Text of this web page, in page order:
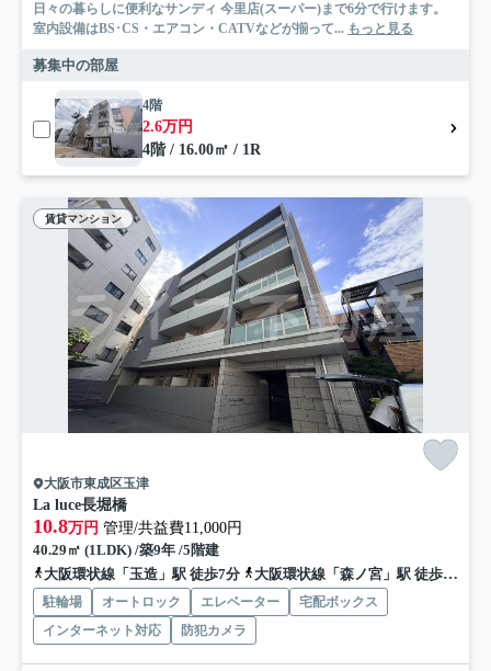
日々の暮らしに便利なサンディ 今里店(スーパー)まで6分で行けます。
室内設備はBS･CS・エアコン・CATVなどが揃って... もっと見る
募集中の部屋
4階
2.6万円
4階 / 16.00㎡ / 1R
賃貸マンション
大阪市東成区玉津
La luce長堀橋
10.8万円 管理/共益費11,000円
40.29㎡ (1LDK) /築9年 /5階建
大阪環状線「玉造」駅 徒歩7分
大阪環状線「森ノ宮」駅 徒歩15分
駐輪場 オートロック エレベーター
宅配ボックス
インターネット対応
防犯カメラ